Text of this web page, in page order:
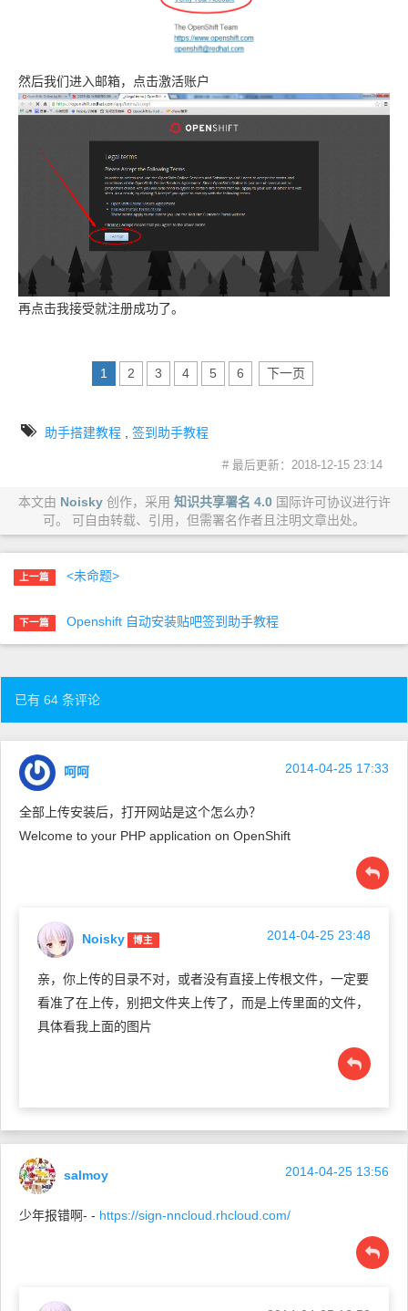
然后我们进入邮箱，点击激活账户
再点击我接受就注册成功了。
1 2 3 4 5 6 下一页
助手搭建教程 , 签到助手教程
# 最后更新：2018-12-15 23:14
本文由 Noisky创作，采用 知识共享署名 4.0国际许可协议进行许
可。 可自由转载、引用，但需署名作者且注明文章出处。
上一篇 <未命题>
下一篇 Openshift 自动安装贴吧签到助手教程
已有 64 条评论
呵呵 2014-04-25 17:33
全部上传安装后，打开网站是这个怎么办？
Welcome to your PHP application on OpenShift
Noisky 博主 2014-04-25 23:48
亲，你上传的目录不对，或者没有直接上传根文件，一定要
看准了在上传，别把文件夹上传了，而是上传里面的文件，
具体看我上面的图片
salmoy 2014-04-25 13:56
少年报错啊- - https://sign-nncloud.rhcloud.com/